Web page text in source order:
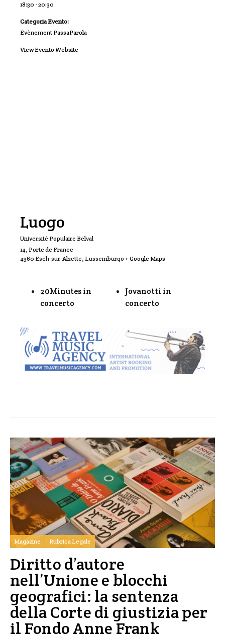
18:30 - 20:30
Categoria Evento:
Évènement PassaParola
View Evento Website
Luogo
Université Populaire Belval
14, Porte de France
4360 Esch-sur-Alzette, Lussemburgo + Google Maps
20Minutes in
concerto
Jovanotti in
concerto
Magazine Rubrica Legale
Diritto d’autore
nell’Unione e blocchi
geografici: la sentenza
della Corte di giustizia per
il Fondo Anne Frank